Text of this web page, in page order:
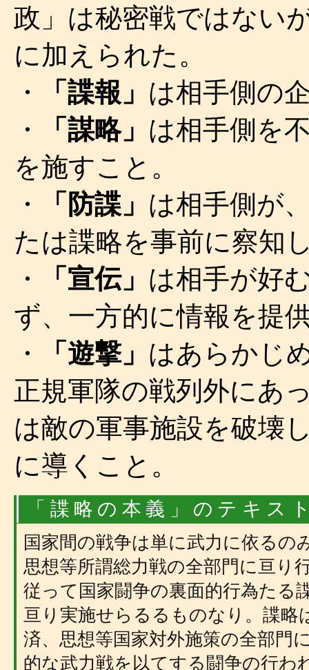
政」は秘密戦ではない
に加えられた。
・
「諜報」 は相手側の
・
「謀略」 は相手側を
を施すこと。
・
「防諜」 は相手側が
たは諜略を事前に察知
・
「宣伝」 は相手が好
ず、一方的に情報を提
・
「遊撃」 はあらかじ
正規軍隊の戦列外にあ
は敵の軍事施設を破壊
に導くこと。
「諜略の本義」のテキス
国家間の戦争は単に武力に依るの
思想等所謂総力戦の全部門に亘り
従って国家闘争の裏面的行為たる
亘り実施せらるるものなり。諜略
済、思想等国家対外施策の全部門
的な武力戦を以てする闘争の行わ